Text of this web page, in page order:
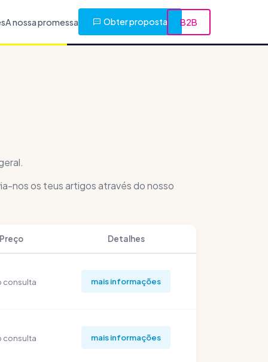
A nossa promessa Obter proposta B2B
nos os teus artigos através do nosso
Preço Detalhes
consulta mais informações
consulta mais informações